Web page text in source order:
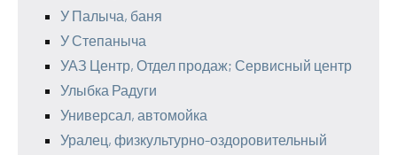
У Палыча, баня
У Степаныча
УАЗ Центр, Отдел продаж; Сервисный центр
Улыбка Радуги
Универсал, автомойка
Уралец, физкультурно-оздоровительный